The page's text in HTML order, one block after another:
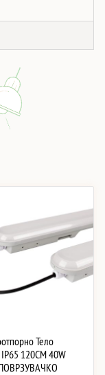
Тело
120CM 40W